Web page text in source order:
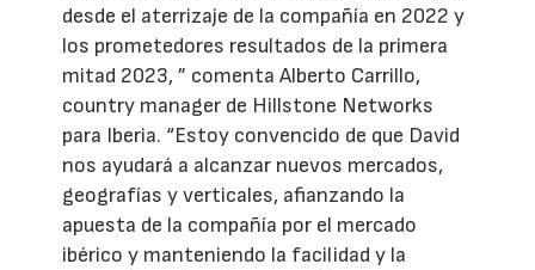
desde el aterrizaje de la compañía en 2022 y
los prometedores resultados de la primera
mitad 2023, ” comenta Alberto Carrillo,
country manager de Hillstone Networks
para Iberia. “Estoy convencido de que David
nos ayudará a alcanzar nuevos mercados,
geografías y verticales, afianzando la
apuesta de la compañía por el mercado
ibérico y manteniendo la facilidad y la